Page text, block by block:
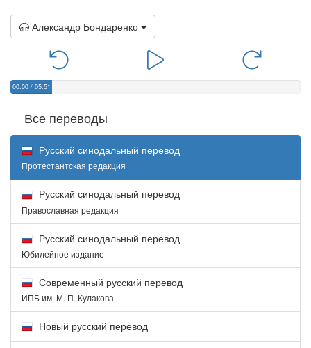
Александр Бондаренко
00:00 / 05:51
Все переводы
Русский синодальный перевод
Протестантская редакция
Русский синодальный перевод
Православная редакция
Русский синодальный перевод
Юбилейное издание
Современный русский перевод
ИПБ им. М. П. Кулакова
Новый русский перевод